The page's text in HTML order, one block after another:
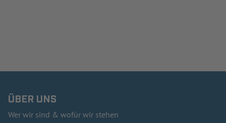
ÜBER UNS
Wer wir sind & wofür wir stehen